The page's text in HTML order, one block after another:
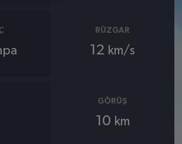
RÜZGAR
12 km/s
GÖRÜŞ
10 km